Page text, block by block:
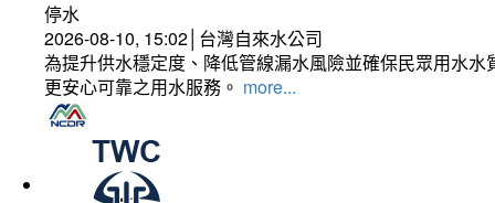
停水
2026-08-10, 15:02│台灣自來水公司
為提升供水穩定度、降低管線漏水風險並確保民眾用水
更安心可靠之用水服務。 more...